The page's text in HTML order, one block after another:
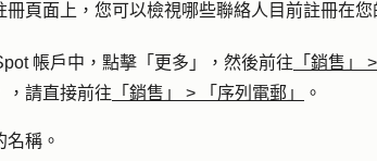
冊頁面上，您可以檢視哪些聯絡人目前註冊在您
帳戶中，點擊 「更多」 ，然後前往 「銷售」 >
，請直接前往 「銷售」 > 「序列電郵」 。
名稱 。